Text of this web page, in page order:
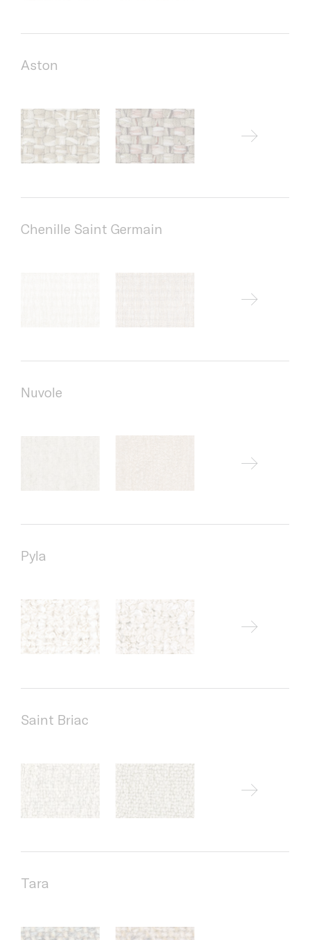
Aston
Chenille Saint Germain
Nuvole
Pyla
Saint Briac
Tara